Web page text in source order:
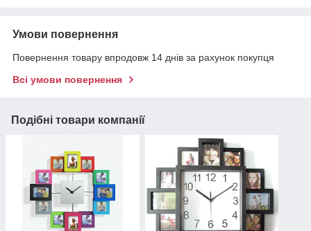
Умови повернення
Повернення товару впродовж 14 днів за рахунок покупця
Всі умови повернення
Подібні товари компанії